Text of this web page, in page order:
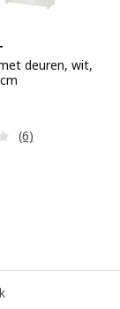
cm
cm
deuren, wit,
Beoordeling:
(6)
Hoge kast
Hoge kast